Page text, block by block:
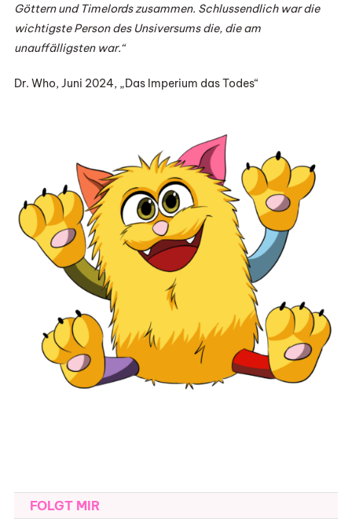
Göttern und Timelords zusammen. Schlussendlich war die
wichtigste Person des Unsiversums die, die am
unauffälligsten war.“
Dr. Who, Juni 2024, „Das Imperium das Todes“
FOLGT MIR